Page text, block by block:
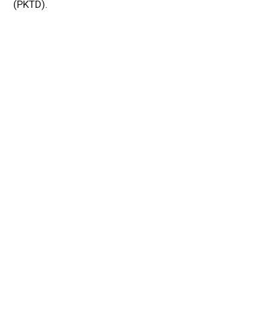
(PKTD).